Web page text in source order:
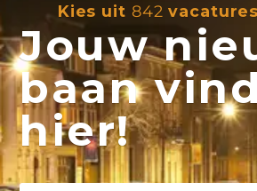
Kies uit 842
Jouw
baan
hier!